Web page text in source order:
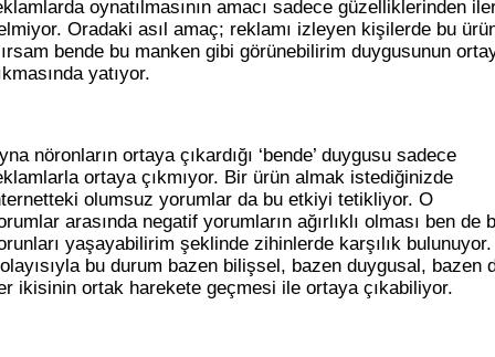
oynatılmasının amacı sadece güzelliklerinden
Oradaki asıl amaç; reklamı izleyen kişilerde bu
bende bu manken gibi görünebilirim duygusunun
yatıyor.
nöronların ortaya çıkardığı ‘bende’ duygusu sadece
ortaya çıkmıyor. Bir ürün almak istediğinizde
olumsuz yorumlar da bu etkiyi tetikliyor. O
arasında negatif yorumların ağırlıklı olması ben de
yaşayabilirim şeklinde zihinlerde karşılık bulunuyor.
bu durum bazen bilişsel, bazen duygusal, bazen
ikisinin ortak harekete geçmesi ile ortaya çıkabiliyor.